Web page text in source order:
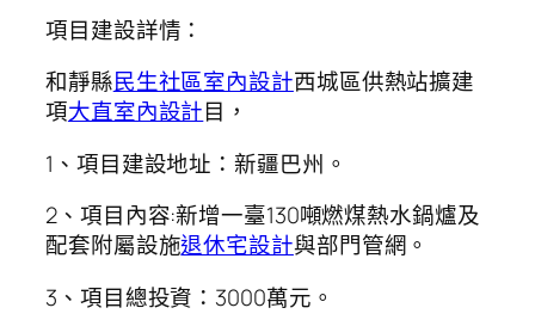
項目建設詳情：
和靜縣民生社區室內設計西城區供熱站擴建
項大直室內設計目，
1、項目建設地址：新疆巴州。
2、項目內容:新增一臺130噸燃煤熱水鍋爐及
配套附屬設施退休宅設計與部門管網。
3、項目總投資：3000萬元。